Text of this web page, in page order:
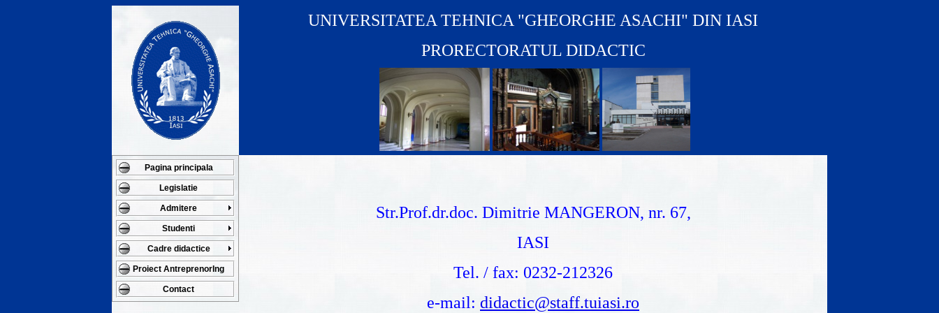
UNIVERSITATEA TEHNICA "GHEORGHE ASACHI" DIN IASI
PRORECTORATUL DIDACTIC
Pagina principala
Legislatie
Admitere
Studenti
Cadre didactice
Proiect AntreprenorIng
Contact